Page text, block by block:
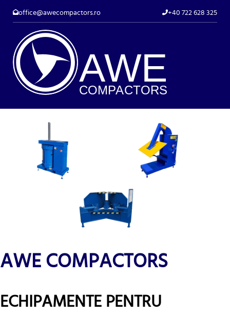
office@awecompactors.ro +40 722 628 325
A WE
COMP ACTORS
AWE COMPACTORS
ECHIPAMENTE PENTRU